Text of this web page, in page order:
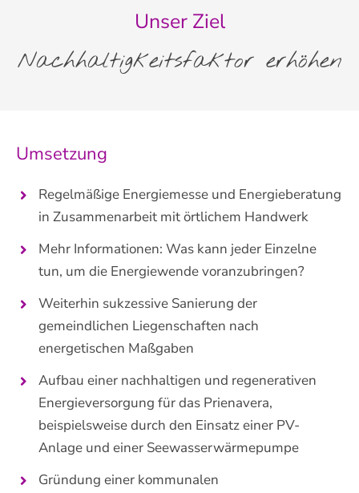
Unser Ziel
Nachhaltigkeitsfaktor erhöhen
Umsetzung
Regelmäßige Energiemesse und Energieberatung
in Zusammenarbeit mit örtlichem Handwerk
Mehr Informationen: Was kann jeder Einzelne
tun, um die Energiewende voranzubringen?
Weiterhin sukzessive Sanierung der
gemeindlichen Liegenschaften nach
energetischen Maßgaben
Aufbau einer nachhaltigen und regenerativen
Energieversorgung für das Prienavera,
beispielsweise durch den Einsatz einer PV-
Anlage und einer Seewasserwärmepumpe
Gründung einer kommunalen